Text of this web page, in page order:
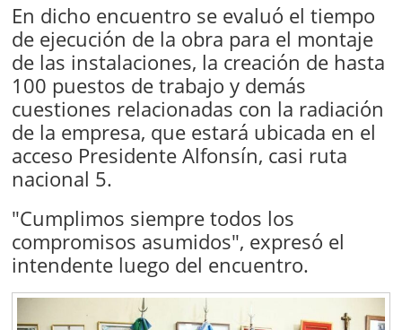
En dicho encuentro se evaluó el tiempo
de ejecución de la obra para el montaje
de las instalaciones, la creación de hasta
100 puestos de trabajo y demás
cuestiones relacionadas con la radiación
de la empresa, que estará ubicada en el
acceso Presidente Alfonsín, casi ruta
nacional 5.
"Cumplimos siempre todos los
compromisos asumidos", expresó el
intendente luego del encuentro.